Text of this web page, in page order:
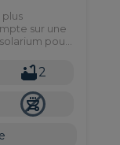
sur une
pour
2